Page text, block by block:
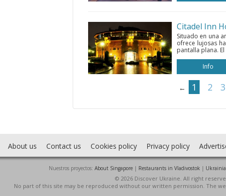
Citadel Inn
Situado en una
ofrece lujosas
pantalla plana.
Info
← 1 2 3
About us Contact us Cookies policy Privacy policy
Nuestros proyectos: About Singapore | Restaurants in Vladivostok |
© 2026 Discover Ukraine. All right
No part of this site may be reproduced without our written permission. The